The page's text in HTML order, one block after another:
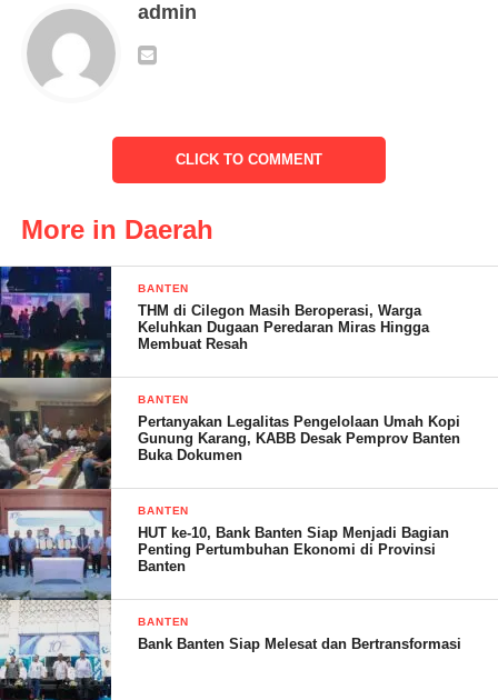
Program Perencanaan Persalinan dan Pencegahan Komplikasi
(P4K) adalah kegiatan yang difasilitasi oleh bidan dalam rangka
menghadapi kemungkinan terjadinya komplikasi pada saat
hamil, bersalin dan nifas, termasuk perencanaan menggunakan
menggunakan stiker P4K sebagai media pencatat target dalam
rangka peningkatan cakupan dan mutu pelayanan kesehatan bagi
ibu dan bayi baru lahir.
Didi Humaedi Sekretaris Desa Tarumanagara mengatakan,”
Kami sangat mengapresiasi dan selalu mendukung kegiatan
Dinas Kesehatan dalam hal ini UPT Kesehatan Puskesmas
Kecamatan Cigeulis dan ikut serta dalam menjaga kesehatan
masyarakat yang ada di wilayah Desa Tarumanagara
Khususnya,” katanya
admin
CLICK TO COMMENT
More in Daerah
BANTEN
THM di Cilegon Masih Beroperasi, Warga
Keluhkan Dugaan Peredaran Miras Hingga
Membuat Resah
BANTEN
Pertanyakan Legalitas Pengelolaan Umah Kopi
Gunung Karang, KABB Desak Pemprov Banten
Buka Dokumen
BANTEN
HUT ke-10, Bank Banten Siap Menjadi Bagian
Penting Pertumbuhan Ekonomi di Provinsi
Banten
BANTEN
Bank Banten Siap Melesat dan Bertransformasi